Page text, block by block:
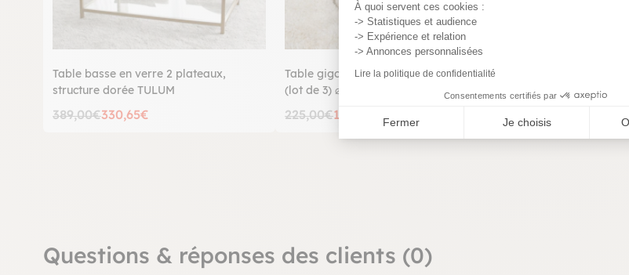
À quoi servent ces cookies :
-> Statistiques et audience
-> Expérience et relation
-> Annonces personnalisées
Lire la politique de confidentialité
Consentements certifiés par
Fermer Je choisis
Table basse en verre 2 plateaux,
structure dorée TULUM
389,00€330,65€
Table gigogne en verre - cadre doré
(lot de 3) ⌀80 cm TULUM
225,00€191,25€
Table basse
ø70 cm TULUM
139,00€
Questions & réponses des clients (0)